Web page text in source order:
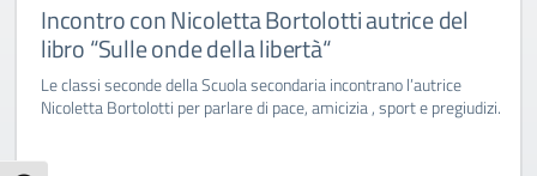
Incontro con Nicoletta Bortolotti autrice del
libro “Sulle onde della libertà“
Le classi seconde della Scuola secondaria incontrano l’autrice
Nicoletta Bortolotti per parlare di pace, amicizia , sport e pregiudizi.